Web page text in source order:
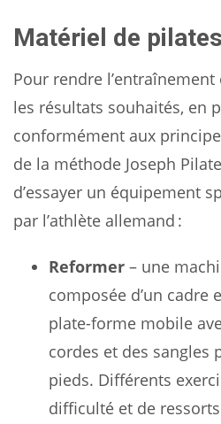
Matériel de pilates
Pour rendre
les résultats souhaités, en
conformément aux
de la méthode Joseph
d’essayer un équipement
par l’athlète allemand :
Reformer – une
composée d’un cadre
plate-forme mobile
cordes et des sangles
pieds. Différents
difficulté et de